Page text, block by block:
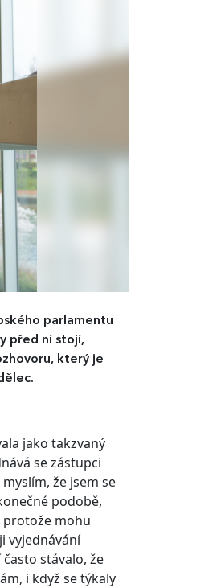
parlamentu
před ní stojí,
který je
jako takzvaný
se zástupci
že jsem se
podobě,
protože mohu
vyjednávání
stávalo, že
i když se týkaly